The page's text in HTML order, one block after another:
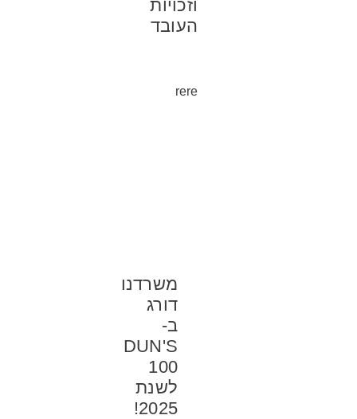
וזכויות
העובד
rere
משרדנו
דורג
ב-
DUN'S
100
לשנת
2025!